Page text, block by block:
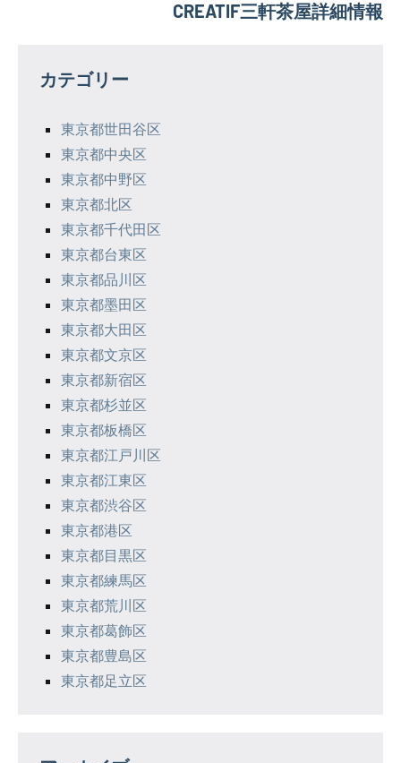
ー
CREATIF三軒茶屋詳細情報
カテゴリー
東京都世田谷区
東京都中央区
東京都中野区
東京都北区
東京都千代田区
東京都台東区
東京都品川区
東京都墨田区
東京都大田区
東京都文京区
東京都新宿区
東京都杉並区
東京都板橋区
東京都江戸川区
東京都江東区
東京都渋谷区
東京都港区
東京都目黒区
東京都練馬区
東京都荒川区
東京都葛飾区
東京都豊島区
東京都足立区